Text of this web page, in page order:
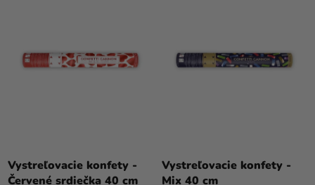
Vystreľovacie konfety -
Červené srdiečka 40 cm
Vystreľovacie konfety -
Mix 40 cm